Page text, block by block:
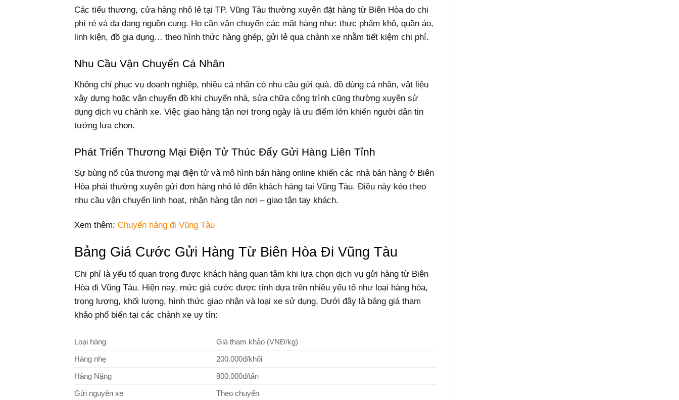
Các tiểu thương, cửa hàng nhỏ lẻ tại TP. Vũng Tàu thường xuyên đặt hàng từ Biên Hòa do chi
phí rẻ và đa dạng nguồn cung. Họ cần vận chuyển các mặt hàng như: thực phẩm khô, quần áo,
linh kiện, đồ gia dụng… theo hình thức hàng ghép, gửi lẻ qua chành xe nhằm tiết kiệm chi phí.
Nhu Cầu Vận Chuyển Cá Nhân
Không chỉ phục vụ doanh nghiệp, nhiều cá nhân có nhu cầu gửi quà, đồ dùng cá nhân, vật liệu
xây dựng hoặc vận chuyển đồ khi chuyển nhà, sửa chữa công trình cũng thường xuyên sử
dụng dịch vụ chành xe. Việc giao hàng tận nơi trong ngày là ưu điểm lớn khiến người dân tin
tưởng lựa chọn.
Phát Triển Thương Mại Điện Tử Thúc Đẩy Gửi Hàng Liên Tỉnh
Sự bùng nổ của thương mại điện tử và mô hình bán hàng online khiến các nhà bán hàng ở Biên
Hòa phải thường xuyên gửi đơn hàng nhỏ lẻ đến khách hàng tại Vũng Tàu. Điều này kéo theo
nhu cầu vận chuyển linh hoạt, nhận hàng tận nơi – giao tận tay khách.
Xem thêm: Chuyển hàng đi Vũng Tàu
Bảng Giá Cước Gửi Hàng Từ Biên Hòa Đi Vũng Tàu
Chi phí là yếu tố quan trọng được khách hàng quan tâm khi lựa chọn dịch vụ gửi hàng từ Biên
Hòa đi Vũng Tàu. Hiện nay, mức giá cước được tính dựa trên nhiều yếu tố như loại hàng hóa,
trọng lượng, khối lượng, hình thức giao nhận và loại xe sử dụng. Dưới đây là bảng giá tham
khảo phổ biến tại các chành xe uy tín:
Loại hàng
Giá tham khảo (VNĐ/kg)
Hàng nhẹ
200.000đ/khối
Hàng Nặng
800.000đ/tấn
Gửi nguyên xe
Theo chuyến